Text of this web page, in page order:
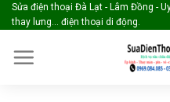
Skip
to
content
Sửa điện thoại Đà Lạt - Lâm Đồng -
thay lưng... điện thoại di động.